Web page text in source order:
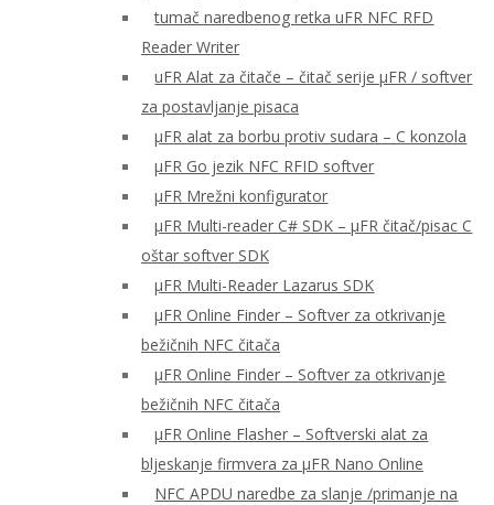
tumač naredbenog retka uFR NFC RFD
Reader Writer
uFR Alat za čitače – čitač serije μFR / softver
za postavljanje pisaca
μFR alat za borbu protiv sudara – C konzola
μFR Go jezik NFC RFID softver
μFR Mrežni konfigurator
μFR Multi-reader C# SDK – μFR čitač/pisac C
oštar softver SDK
μFR Multi-Reader Lazarus SDK
μFR Online Finder – Softver za otkrivanje
bežičnih NFC čitača
μFR Online Finder – Softver za otkrivanje
bežičnih NFC čitača
μFR Online Flasher – Softverski alat za
bljeskanje firmvera za μFR Nano Online
NFC APDU naredbe za slanje /primanje na